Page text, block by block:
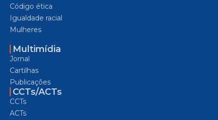
Código ética
Igualdade racial
Mulheres
Multimídia
Jornal
Cartilhas
Publicações
CCTs/ACTs
CCTs
ACTs